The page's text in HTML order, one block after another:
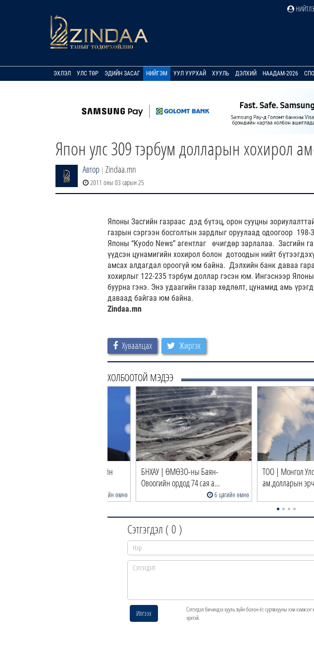
ЭХЛЭЛ УЛС ТӨР ЭДИЙН ЗАСАГ НИЙГЭМ УУЛ УУРХАЙ ХУУЛЬ ДЭЛХИЙ НААДАМ-2026
Япон улс 309 тэрбум долларын хохирол
Автор | Zindaa.mn
2011 оны 03 сарын 25
Японы Засгийн газраас дэд бүтэц, орон сууцны
газрын сэргээн босголтын зардлыг оруулаад одоогоор
Японы “Kyodo News” агентлаг өчигдөр зарлалаа. Засгийн
үүдсэн цунамигийн хохирол болон дотоодын нийт
амсах алдагдал ороогүй юм байна. Дэлхийн банк даваа
хохирлыг 122-235 тэрбум доллар гэсэн юм. Ингэснээр
буурна гэнэ. Энэ удаагийн газар хөдлөлт, цунамид амь
даваад байгаа юм байна.
Zindaa.mn
Хуваалцах Жиргэх
ХОЛБООТОЙ МЭДЭЭ
БНХАУ | ӨМӨЗО-ны Баян-
Овоогийн ордод 74 сая а…
6 цагийн өмнө
ТОО | Монгол Улс 142.6 сая
ам.долларын эрчим …
Сэтгэгдэл ( 0 )
Илгээх
Сэтгэгдэл бичихдээ хууль зүйн болон ёс суртахууны хэм хэмжээг
эрхтэй.